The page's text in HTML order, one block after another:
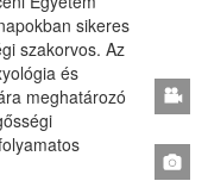
sikeres
szakorvos. Az
és
meghatározó